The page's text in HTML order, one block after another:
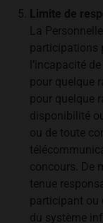
Limite de
La
participations
l’incapacité
pour quelque
pour quelque
disponibilité
ou de toute
concours. De
tenue
participant ou
du système